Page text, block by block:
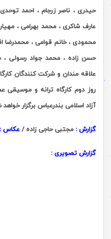
حیدری ، ناصر زرجام ، احمد
عارف شاکری ، محمد بهرامی ،
محمودی ، خانم قوامی ، محمدرضا
حسن زاده ، محمد جواد رسولی ،
علاقه مندان و شرکت کنندگان
روز دوم کارگاه ترانه و موسیقی
آزاد اسلامی بندرعباس برگزار
گزارش : مجتبی حاجی زاده / عکاس :
گزارش تصویری :